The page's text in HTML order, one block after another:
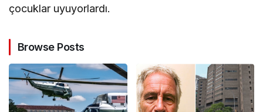
çocuklar uyuyorlardı.
Browse Posts